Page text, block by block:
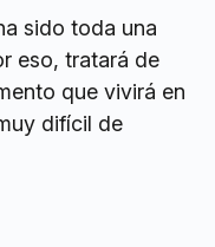
sido toda una
eso, tratará de
que vivirá en
difícil de